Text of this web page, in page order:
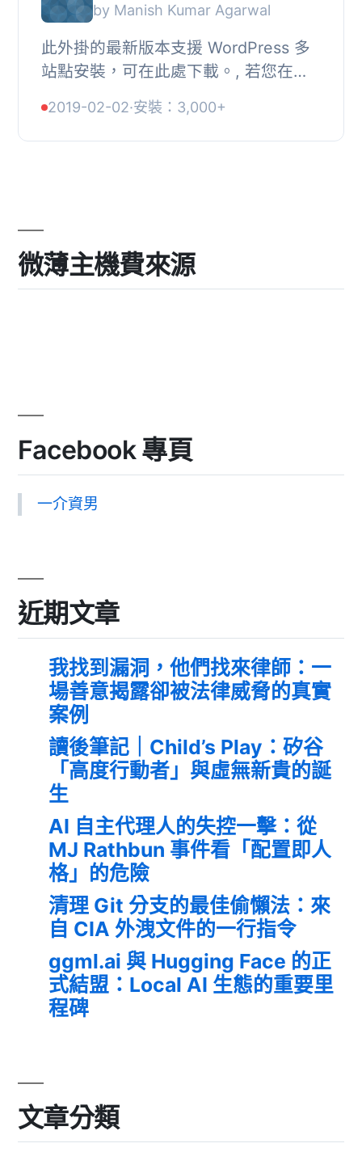
by Manish Kumar Agarwal
此外掛的最新版本支援 WordPress 多
站點安裝，可在此處下載。, 若您在安
更改以增加網站安全性並避免 SQL 注
入攻擊，本外...
2019-02-02·安裝：3,000+
微薄主機費來源
Facebook 專頁
一介資男
近期文章
我找到漏洞，他們找來律師：一
場善意揭露卻被法律威脅的真實
案例
讀後筆記｜Child’s Play：矽谷
「高度行動者」與虛無新貴的誕
生
AI 自主代理人的失控一擊：從
MJ Rathbun 事件看「配置即人
格」的危險
清理 Git 分支的最佳偷懶法：來
自 CIA 外洩文件的一行指令
ggml.ai 與 Hugging Face 的正
式結盟：Local AI 生態的重要里
程碑
文章分類